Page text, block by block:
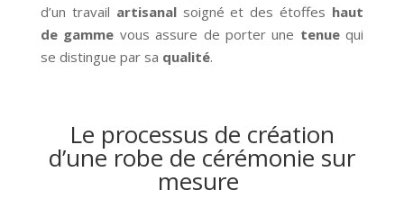
d’un travail artisanalsoigné et des étoffes haut
de gamme vous assure de porter une tenuequi
se distingue par sa qualité.
Le processus de création
d’une robe de cérémonie sur
mesure